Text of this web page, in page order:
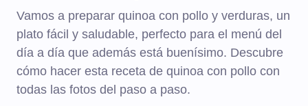
Vamos a preparar quinoa con pollo y verduras, un
plato fácil y saludable, perfecto para el menú del
día a día que además está buenísimo. Descubre
cómo hacer esta receta de quinoa con pollo con
todas las fotos del paso a paso.